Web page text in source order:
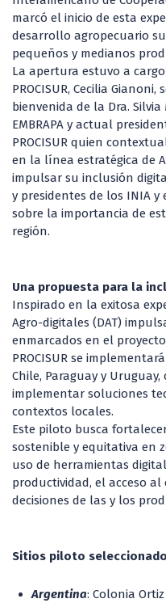
marcó el inicio de esta
desarrollo agropecuario
pequeños y medianos
La apertura estuvo a
PROCISUR, Cecilia
bienvenida de la Dra.
EMBRAPA y actual
PROCISUR quien
en la línea estratégica de
impulsar su inclusión
y presidentes de los INIA y
sobre la importancia de
región.
Una propuesta para la
Inspirado en la exitosa
Agro-digitales (DAT)
enmarcados en el proyecto
PROCISUR se
Chile, Paraguay y
implementar soluciones
contextos locales.
Este piloto busca
sostenible y equitativa en
uso de herramientas
productividad, el acceso
decisiones de las y los
Sitios piloto
Argentina: Colonia